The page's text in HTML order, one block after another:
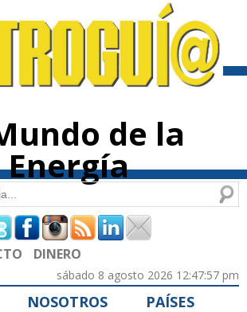
contenido
de la
Energía
de búsqueda
DINERO
sábado 8 agosto 2026 12:47:57 pm
NOSOTROS
PAÍSES